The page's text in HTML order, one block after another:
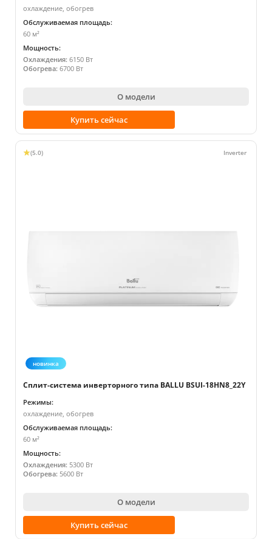
охлаждение, обогрев
Обслуживаемая площадь:
60 м²
Мощность:
Охлаждения: 6150 Вт
Обогрева: 6700 Вт
О модели
Купить сейчас
(5.0)
новинка
Сплит-система инверторного типа BALLU BSUI-18HN8_22Y
Режимы:
охлаждение, обогрев
Обслуживаемая площадь:
60 м²
Мощность:
Охлаждения: 5300 Вт
Обогрева: 5600 Вт
О модели
Купить сейчас